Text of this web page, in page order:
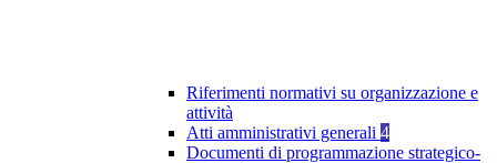
Riferimenti normativi su organizzazione e
attività
Atti amministrativi generali 4
Documenti di programmazione strategico-